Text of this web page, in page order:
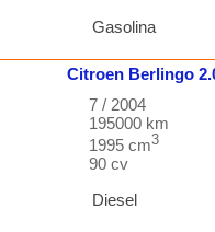
Gasolina
Citroen Berlingo
7 / 2004
195000 km
1995 cm3
90 cv
Diesel